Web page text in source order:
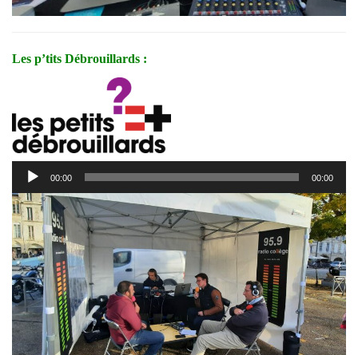
Les p’tits Débrouillards :
Lecteur
audio
00:00 00:00